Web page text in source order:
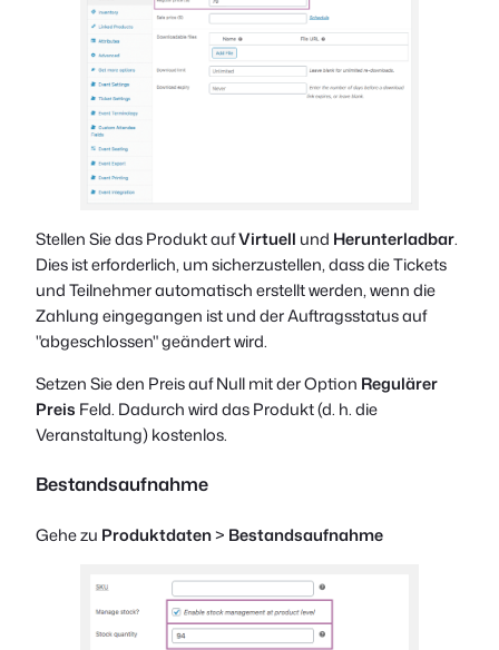
Stellen Sie das Produkt aufVirtuell und Herunterladbar.
Dies ist erforderlich, um sicherzustellen, dass die Tickets
und Teilnehmer automatisch erstellt werden, wenn die
Zahlung eingegangen ist und der Auftragsstatus auf
"abgeschlossen" geändert wird.
Setzen Sie den Preis auf Null mit der Option Regulärer
Preis Feld. Dadurch wird das Produkt (d. h. die
Veranstaltung) kostenlos.
Bestandsaufnahme
Gehe zu Produktdaten> Bestandsaufnahme